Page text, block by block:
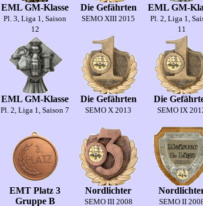
EML GM-Klasse
Pl. 3, Liga 1, Saison
12
Die Gefährten
SEMO XIII 2015
EML GM-
Pl. 2, Liga 1,
11
EML GM-Klasse
Pl. 2, Liga 1, Saison 7
Die Gefährten
SEMO X 2013
Die
SEMO IX
EMT Platz 3
Gruppe B
Nordlichter
SEMO III 2008 SEMO II